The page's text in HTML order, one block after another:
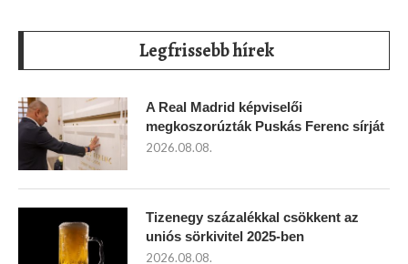
Legfrissebb hírek
A Real Madrid képviselői
megkoszorúzták Puskás Ferenc sírját
2026.08.08.
Tizenegy százalékkal csökkent az
uniós sörkivitel 2025-ben
2026.08.08.